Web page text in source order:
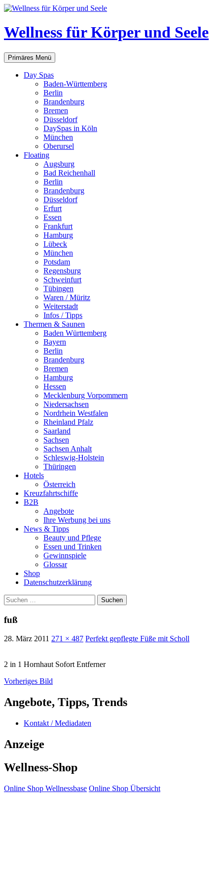
Zum
springen
Wellness für Körper und Seele
Suchen
Primäres Menü
Day Spas
Baden-Württemberg
Berlin
Brandenburg
Bremen
Düsseldorf
DaySpas in Köln
München
Oberursel
Floating
Augsburg
Bad Reichenhall
Berlin
Brandenburg
Düsseldorf
Erfurt
Essen
Frankfurt
Hamburg
Lübeck
München
Potsdam
Regensburg
Schweinfurt
Tübingen
Waren / Müritz
Weiterstadt
Infos / Tipps
Thermen & Saunen
Baden Württemberg
Bayern
Berlin
Brandenburg
Bremen
Hamburg
Hessen
Mecklenburg Vorpommern
Niedersachsen
Nordrhein Westfalen
Rheinland Pfalz
Saarland
Sachsen
Sachsen Anhalt
Schleswig-Holstein
Thüringen
Hotels
Österreich
Kreuzfahrtschiffe
B2B
Angebote
Ihre Werbung bei uns
News & Tipps
Beauty und Pflege
Essen und Trinken
Gewinnspiele
Glossar
Shop
Datenschutzerklärung
Suchen
nach:
fuß
28. März 2011 271 × 487 Perfekt gepflegte Füße mit Scholl
2 in 1 Hornhaut Sofort Entferner
Vorheriges Bild
Angebote, Tipps, Trends
Kontakt / Mediadaten
Anzeige
Wellness-Shop
Online Shop Wellnessbase Online Shop Übersicht